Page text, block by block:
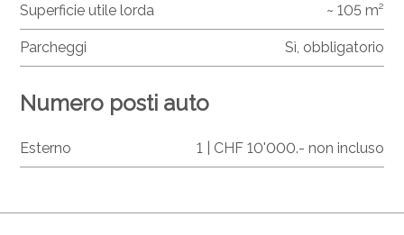
Superficie utile lorda ~ 105 m²
Parcheggi Sì, obbligatorio
Numero posti auto
Esterno 1 | CHF 10'000.- non incluso